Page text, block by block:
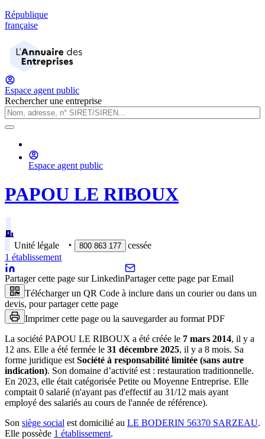
République
française
Espace agent public
Rechercher une entreprise
Espace agent public
PAPOU LE RIBOUX
Unité légale ‣ 800 863 177
cessée
1 établissement
Partager cette page sur LinkedinPartager cette page par Email
Télécharger un QR Code à inclure dans un courier ou dans un
devis, pour partager cette page
Imprimer cette page ou la sauvegarder au format PDF
La société PAPOU LE RIBOUX a été créée le 7 mars 2014, il y a
12 ans. Elle a été fermée le 31 décembre 2025, il y a 8 mois. Sa
forme juridique est Société à responsabilité limitée (sans autre
indication). Son domaine d’activité est : restauration traditionnelle.
En 2023, elle était catégorisée Petite ou Moyenne Entreprise. Elle
comptait 0 salarié (n'ayant pas d'effectif au 31/12 mais ayant
employé des salariés au cours de l'année de référence).
Son siège social est domicilié au LE BODERIN 56370 SARZEAU.
Elle possède 1 établissement.